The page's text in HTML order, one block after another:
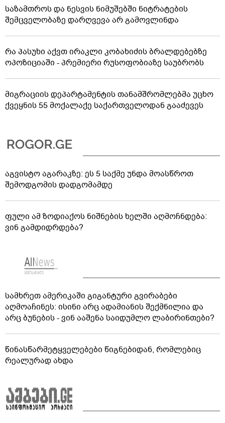
საზამთროს და ნესვის ნიმუშებში ნიტრატების
შემცველობაზე დარღვევა არ გამოვლინდა
რა პასუხი აქვთ ირაკლი კობახიძის ბრალდებებზე
ოპოზიციაში - პრემიერი რუსოფობიაზე საუბრობს
მიგრაციის დეპარტამენტის თანამშრომლებმა უცხო
ქვეყნის 55 მოქალაქე საქართველოდან გააძევეს
აგვისტო აგარაკზე: ეს 5 საქმე უნდა მოასწროთ
შემოდგომის დადგომამდე
ფული ამ ზოდიაქოს ნიშნების ხელში აღმოჩნდება:
ვინ გამდიდრდება?
სამხრეთ ამერიკაში გიგანტური გვირაბები
აღმოაჩინეს: ისინი არც ადამიანის შექმნილია და
არც ბუნების - ვინ ააშენა საიდუმლო ლაბირინთები?
წინასწარმეტყველებები წიგნებიდან, რომლებიც
რეალურად ახდა